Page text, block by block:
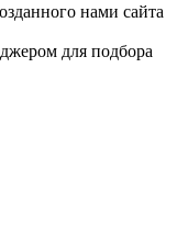
нами сайта
для подбора